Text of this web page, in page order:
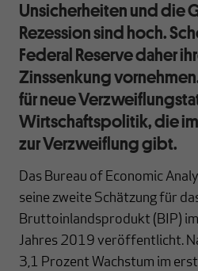
Unsicherheiten und die
Rezession sind hoch.
Federal Reserve daher
Zinssenkung
für neue
Wirtschaftspolitik, die
zur Verzweiflung gibt.
Das Bureau of Economic
seine zweite Schätzung für
Bruttoinlandsprodukt (BIP)
Jahres 2019 veröffentlicht.
3,1 Prozent Wachstum im